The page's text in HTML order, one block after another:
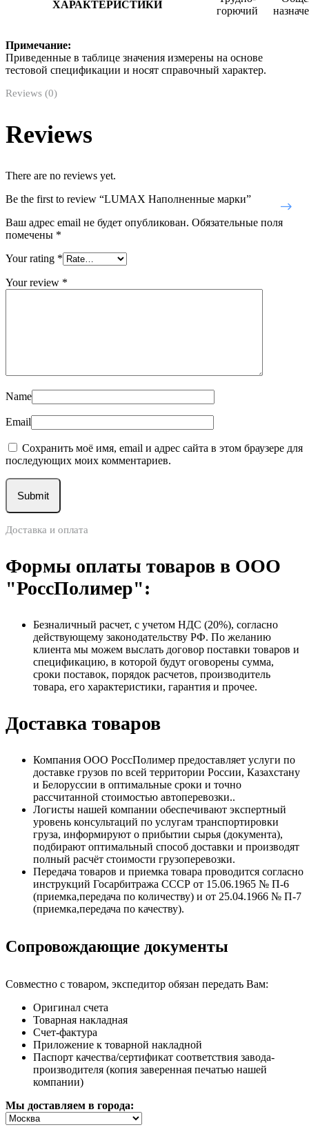
ХАРАКТЕРИСТИКИ
горючий
Примечание:
Приведенные в таблице значения измерены на основе
тестовой спецификации и носят справочный характер.
Reviews (0)
Reviews
There are no reviews yet.
Be the first to review “LUMAX Наполненные марки”
Ваш адрес email не будет опубликован. Обязательные поля
помечены *
Your rating *
Your review *
Name
Email
Сохранить моё имя, email и адрес сайта в этом браузере для
последующих моих комментариев.
Доставка и оплата
Формы оплаты товаров в ООО
"РоссПолимер":
Безналичный расчет, с учетом НДС (20%), согласно
действующему законодательству РФ. По желанию
клиента мы можем выслать договор поставки товаров и
спецификацию, в которой будут оговорены сумма,
сроки поставок, порядок расчетов, производитель
товара, его характеристики, гарантия и прочее.
Доставка товаров
Компания ООО РоссПолимер предоставляет услуги по
доставке грузов по всей территории России, Казахстану
и Белоруссии в оптимальные сроки и точно
рассчитанной стоимостью автоперевозки..
Логисты нашей компании обеспечивают экспертный
уровень консультаций по услугам транспортировки
груза, информируют о прибытии сырья (документа),
подбирают оптимальный способ доставки и производят
полный расчёт стоимости грузоперевозки.
Передача товаров и приемка товара проводится согласно
инструкций Госарбитража СССР от 15.06.1965 № П-6
(приемка,передача по количеству) и от 25.04.1966 № П-7
(приемка,передача по качеству).
Сопровождающие документы
Совместно с товаром, экспедитор обязан передать Вам:
Оригинал счета
Товарная накладная
Счет-фактура
Приложение к товарной накладной
Паспорт качества/сертификат соответствия завода-
производителя (копия заверенная печатью нашей
компании)
Мы доставляем в города: